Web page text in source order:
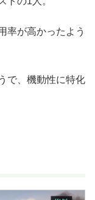
率が高かったよう
で、機動性に特化